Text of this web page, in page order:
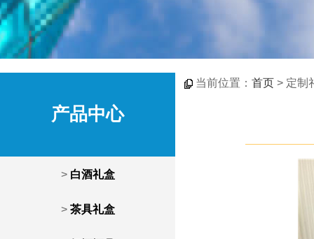
产品中心
> 白酒礼盒
> 茶具礼盒
当前位置： 首页 > 定制